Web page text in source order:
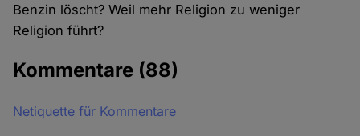
Benzin löscht? Weil mehr Religion zu weniger
Religion führt?
Kommentare (88)
Netiquette für Kommentare